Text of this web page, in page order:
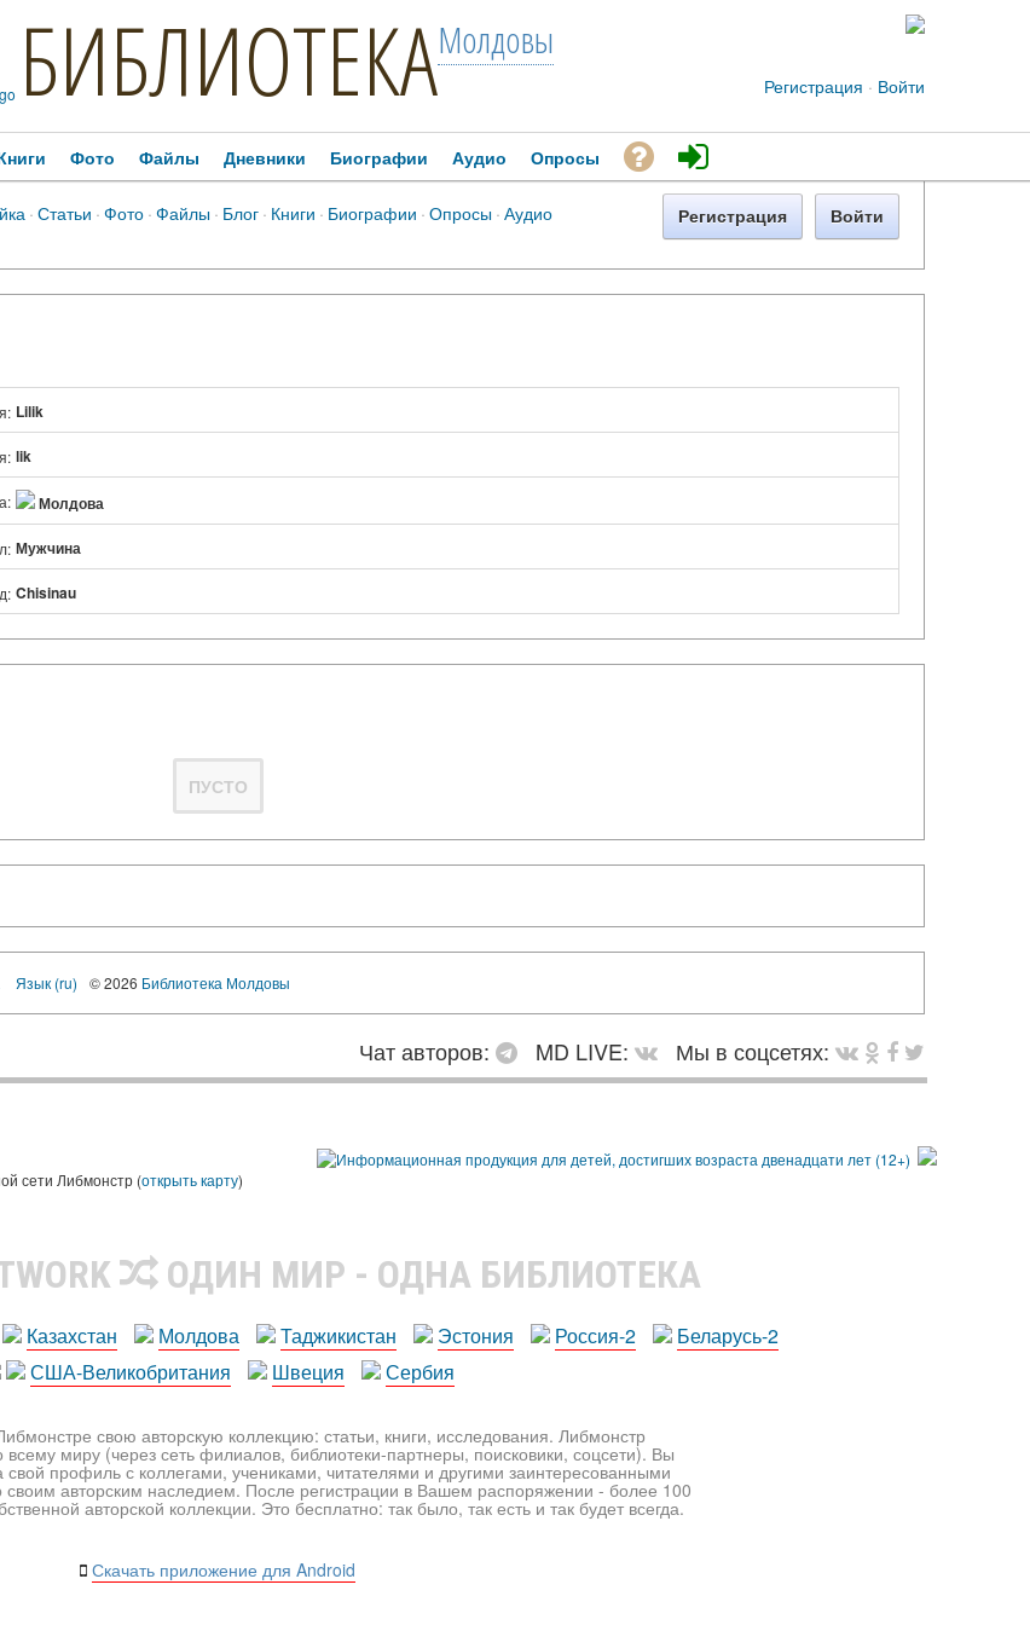
БИБЛИОТЕКАМолдовы
Регистрация · Войти
Фото Файлы Дневники Биографии Аудио Опросы
·Статьи ·Фото·Файлы· Блог· Книги · Биографии ·Опросы·Аудио Регистрация Войти
Lilik
lik
Молдова
Мужчина
Chisinau
ПУСТО
Язык (ru) © 2026 Библиотека Молдовы
Чат авторов: MD LIVE:
Мы в соцсетях:
сети Либмонстр (открыть карту)
ОДИН МИР - ОДНА БИБЛИОТЕКА
Казахстан Молдова Таджикистан Эстония Россия-2
Беларусь-2
США-Великобритания
Швеция Сербия
свою авторскую коллекцию: статьи, книги, исследования. Либмонстр
миру (через сеть филиалов, библиотеки-партнеры, поисковики, соцсети). Вы
профиль с коллегами, учениками, читателями и другими заинтересованными
своим авторским наследием. После регистрации в Вашем распоряжении - более 100
авторской коллекции. Это бесплатно: так было, так есть и так будет всегда.
Скачать приложение для Android